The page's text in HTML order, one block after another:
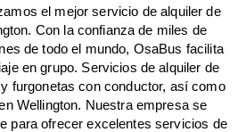
el mejor servicio de alquiler de
Con la confianza de miles de
de todo el mundo, OsaBus facilita
en grupo. Servicios de alquiler de
furgonetas con conductor, así como
Wellington. Nuestra empresa se
para ofrecer excelentes servicios de